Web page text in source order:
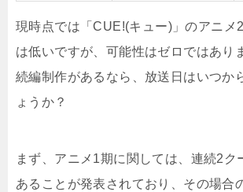
現時点では「CUE!(キュー)」のアニメ
は低いですが、可能性はゼロではあり
続編制作があるなら、放送日はいつか
ょうか？
まず、アニメ1期に関しては、連続2ク
あることが発表されており、その場合